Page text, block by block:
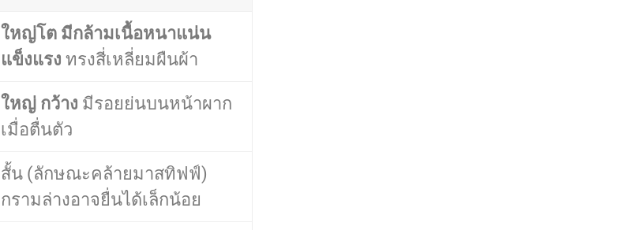
ใหญ่โต มีกล้ามเนื้อหนาแน่น
แข็งแรง ทรงสี่เหลี่ยมผืนผ้า
ใหญ่ กว้าง มีรอยย่นบนหน้าผาก
เมื่อตื่นตัว
สั้น (ลักษณะคล้ายมาสทิฟฟ์)
กรามล่างอาจยื่นได้เล็กน้อย